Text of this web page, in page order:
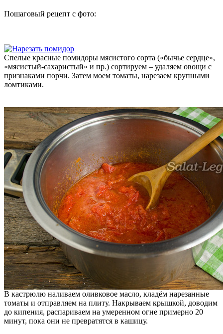
Пошаговый рецепт с фото:
Спелые красные помидоры мясистого сорта («бычье сердце»,
«мясистый-сахаристый» и пр.) сортируем – удаляем овощи с
признаками порчи. Затем моем томаты, нарезаем крупными
ломтиками.
В кастрюлю наливаем оливковое масло, кладём нарезанные
томаты и отправляем на плиту. Накрываем крышкой, доводим
до кипения, распариваем на умеренном огне примерно 20
минут, пока они не превратятся в кашицу.